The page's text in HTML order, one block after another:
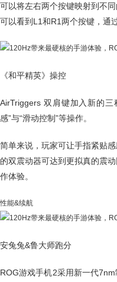
可以将左右两个按键映射到不
可以看到L1和R1两个按键，通
《和平精英》操控
AirTriggers 双肩键加入新的
感”与“滑动控制”等操作。
简单来说，玩家可让手指紧贴
的双震动器可达到更拟真的震
作体验。
性能&续航
安兔兔&鲁大师跑分
ROG游戏手机2采用新一代